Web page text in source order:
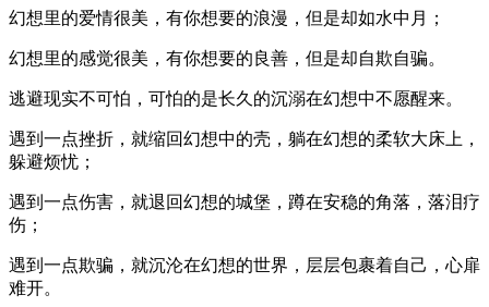
幻想里的爱情很美，有你想要的浪漫，但是却如水中月；
幻想里的感觉很美，有你想要的良善，但是却自欺自骗。
逃避现实不可怕，可怕的是长久的沉溺在幻想中不愿醒来。
遇到一点挫折，就缩回幻想中的壳，躺在幻想的柔软大床上，
躲避烦忧；
遇到一点伤害，就退回幻想的城堡，蹲在安稳的角落，落泪疗
伤；
遇到一点欺骗，就沉沦在幻想的世界，层层包裹着自己，心扉
难开。